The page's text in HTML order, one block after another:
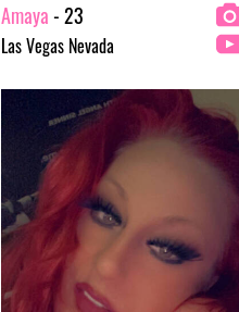
Amaya- 23
Las Vegas Nevada